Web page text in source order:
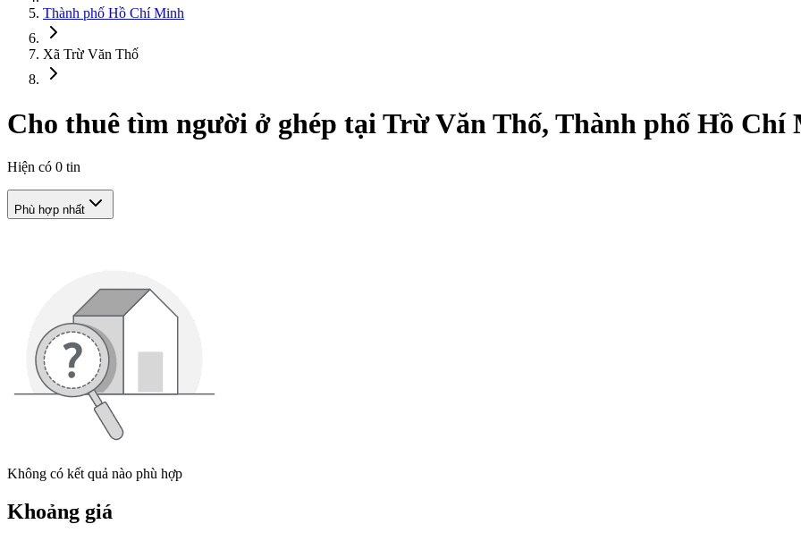
Thành phố Hồ Chí Minh
Xã Trừ Văn Thố
Cho thuê tìm người ở ghép tại Trừ Văn Thố, Thành phố Hồ Chí
Hiện có 0 tin
Phù hợp nhất
Không có kết quả nào phù hợp
Khoảng giá